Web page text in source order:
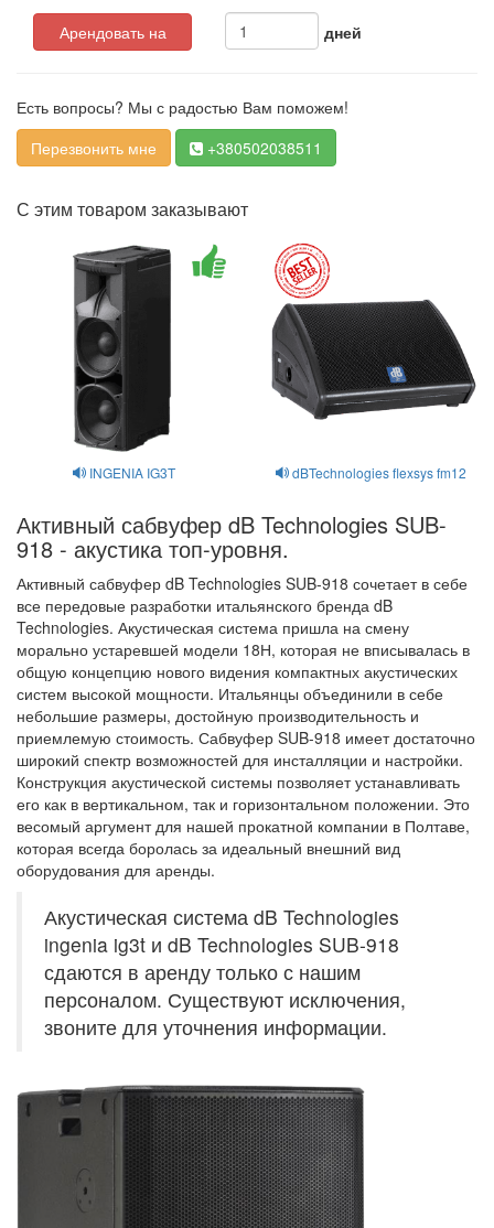
Арендовать на дней
Есть вопросы? Мы с радостью Вам поможем!
Перезвонить мне
+380502038511
С этим товаром заказывают
INGENIA IG3T dBTechnologies flexsys fm12
Активный сабвуфер dB Technologies SUB-
918 - акустика топ-уровня.
Активный сабвуфер dB Technologies SUB-918 сочетает в себе
все передовые разработки итальянского бренда dB
Technologies. Акустическая система пришла на смену
морально устаревшей модели 18Н, которая не вписывалась в
общую концепцию нового видения компактных акустических
систем высокой мощности. Итальянцы объединили в себе
небольшие размеры, достойную производительность и
приемлемую стоимость. Сабвуфер SUB-918 имеет достаточно
широкий спектр возможностей для инсталляции и настройки.
Конструкция акустической системы позволяет устанавливать
его как в вертикальном, так и горизонтальном положении. Это
весомый аргумент для нашей прокатной компании в Полтаве,
которая всегда боролась за идеальный внешний вид
оборудования для аренды.
Акустическая система dB Technologies
ingenia ig3t и dB Technologies SUB-918
сдаются в аренду только с нашим
персоналом. Существуют исключения,
звоните для уточнения информации.